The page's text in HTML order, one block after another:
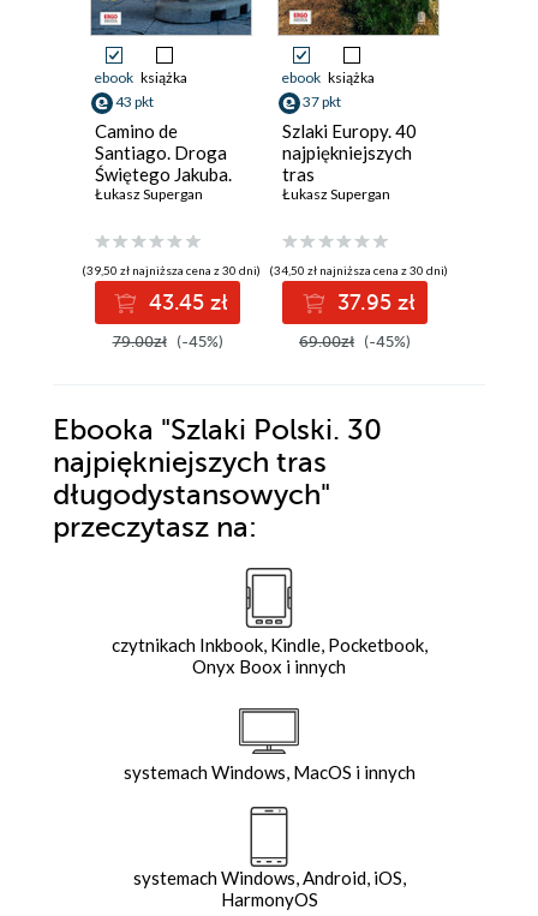
ebook książka
43 pkt
Camino de
Santiago. Droga
Świętego Jakuba.
Przewodnik dla
pielgrzymów
Łukasz Supergan
(39,50 zł najniższa cena z 30 dni)
43.45 zł
79.00zł (-45%)
ebook książka
37 pkt
Szlaki Europy. 40
najpiękniejszych
tras
trekkingowych
Łukasz Supergan
(34,50 zł najniższa cena z 30 dni)
37.95 zł
69.00zł (-45%)
Ebooka "Szlaki Polski. 30
najpiękniejszych tras
długodystansowych"
przeczytasz na:
czytnikach Inkbook, Kindle, Pocketbook,
Onyx Boox i innych
systemach Windows, MacOS i innych
systemach Windows, Android, iOS,
HarmonyOS